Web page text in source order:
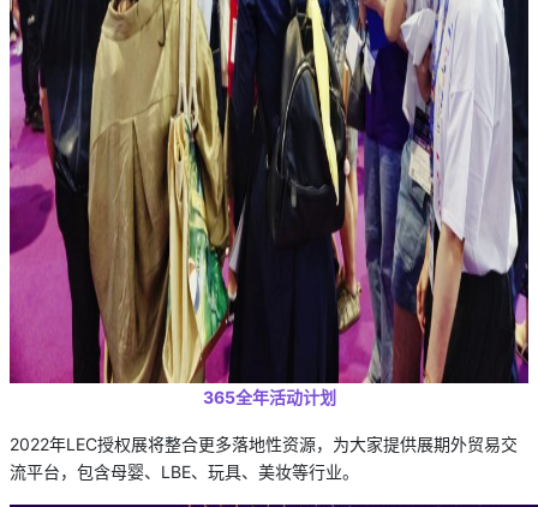
365全年活动计划
2022年LEC授权展将整合更多落地性资源，为大家提供展期外贸易交
流平台，包含母婴、LBE、玩具、美妆等行业。